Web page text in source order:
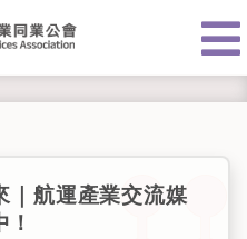
｜航運產業交流媒